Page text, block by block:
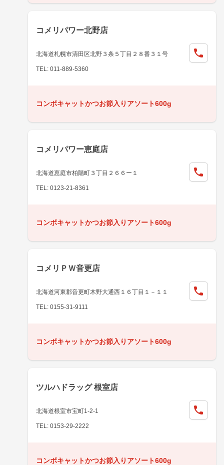
コメリパワー北野店
北海道札幌市清田区北野３条５丁目２８番３１号
TEL: 011-889-5360
コンボキャットかつお節入りアソート600g
コメリパワー恵庭店
北海道恵庭市柏陽町３丁目２６６ー１
TEL: 0123-21-8361
コンボキャットかつお節入りアソート600g
コメリＰＷ音更店
北海道河東郡音更町木野大通西１６丁目１－１１
TEL: 0155-31-9111
コンボキャットかつお節入りアソート600g
ツルハドラッグ 根室店
北海道根室市宝町1-2-1
TEL: 0153-29-2222
コンボキャットかつお節入りアソート600g